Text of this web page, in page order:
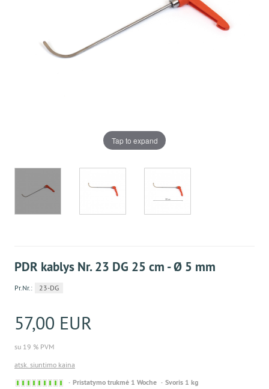
Tap to expand
PDR kablys Nr. 23 DG 25 cm - Ø 5 mm
Pr.Nr.: 23-DG
57,00 EUR
su 19 % PVM
atsk. siuntimo kaina
Sofort
Pristatymo trukmė 1 Woche Svoris 1 kg